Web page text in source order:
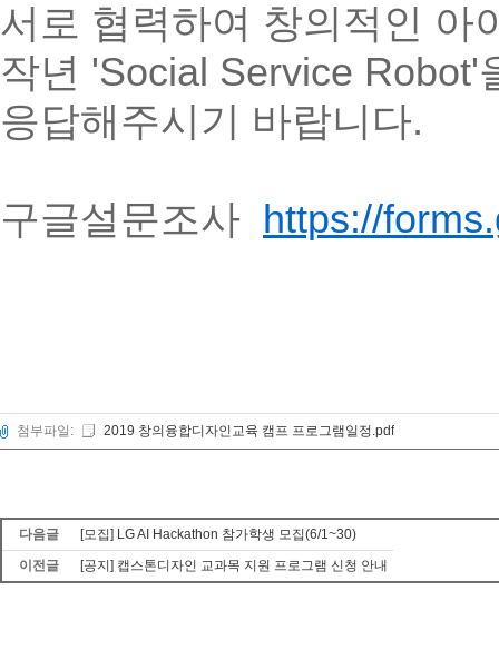
서로 협력하여 창의적인 아
작년 'Social Service
응답해주시기 바랍니다.
구글설문조사 https://
첨부파일: 2019 창의융합디자인교육 캠프 프로그램일정.pdf
다음글
[모집] LG AI Hackathon 참가학생 모집(6/1~30)
이전글
[공지] 캡스톤디자인 교과목 지원 프로그램 신청 안내